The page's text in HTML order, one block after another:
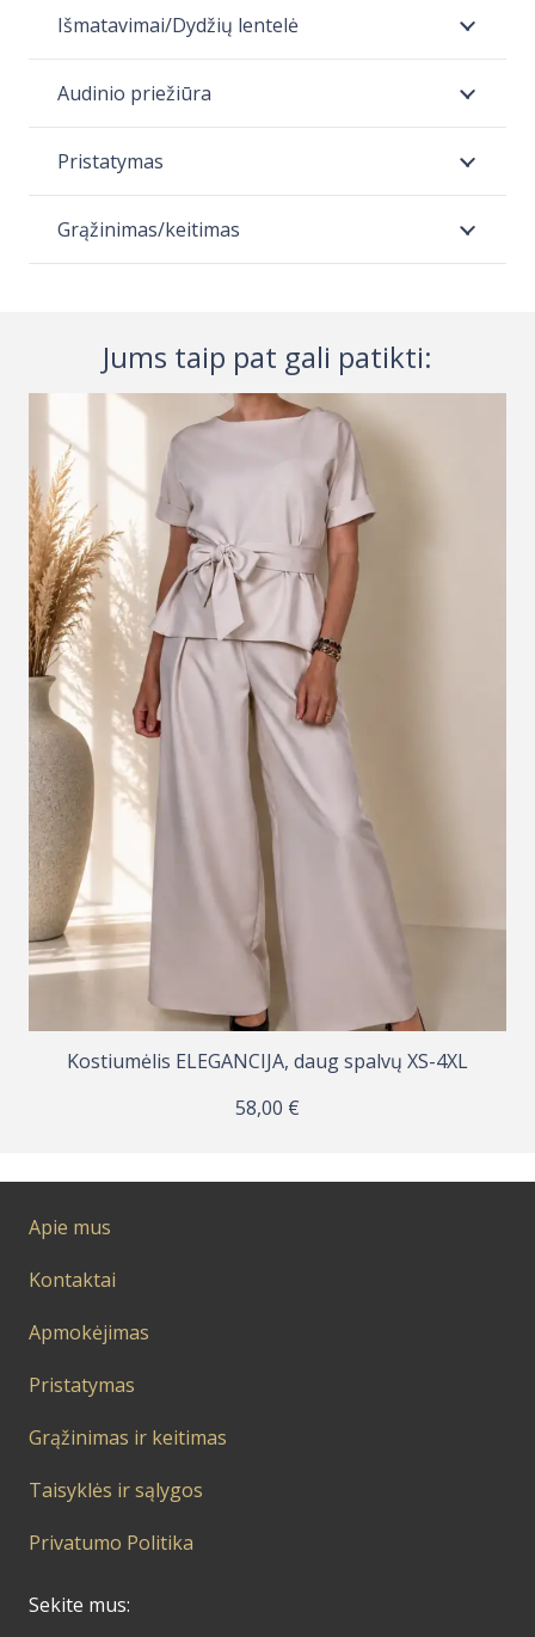
Išmatavimai/Dydžių lentelė
Audinio priežiūra
Pristatymas
Grąžinimas/keitimas
Jums taip pat gali patikti:
Kostiumėlis ELEGANCIJA, daug spalvų XS-4XL
58,00 €
Apie mus
Kontaktai
Apmokėjimas
Pristatymas
Grąžinimas ir keitimas
Taisyklės ir sąlygos
Privatumo Politika
Sekite mus: